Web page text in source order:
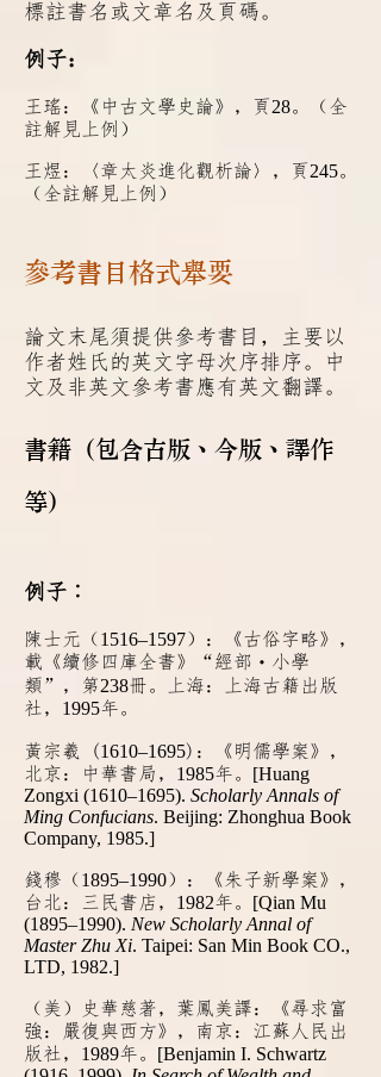
標註書名或文章名及頁碼。
例子：
王瑤：《中古文學史論》，頁28。（全
註解見上例）
王煜：〈章太炎進化觀析論〉，頁245。
（全註解見上例）
參考書目格式舉要
論文末尾須提供參考書目，主要以
作者姓氏的英 文字母次序排序。中
文及非英文參考書應有英文翻譯。
書籍（包含古版、今版、譯作
等）
例子︰
陳士元（1516–1597）：《古俗字略》，
載《續修四庫全書》“經部 ‧ 小學
類”，第238冊。上海：上海古籍出版
社， 1995年。
黃宗羲 (1610–1695)：《明儒學案》，
北京：中華書局， 1985年。 [Huang
Zongxi (1610–1695). Scholarly Annals of
Ming Confucians. Beijing: Zhonghua Book
Company, 1985.]
錢穆（1895–1990）：《朱子新學案》，
台北：三民書店， 1982年。 [Qian Mu
(1895–1990). New Scholarly Annal of
Master Zhu Xi. Taipei: San Min Book CO.,
LTD, 1982.]
（美）史華慈著，葉鳳美譯：《尋求富
強：嚴復與西方》，南京：江蘇人民出
版社， 1989年。 [Benjamin I. Schwartz